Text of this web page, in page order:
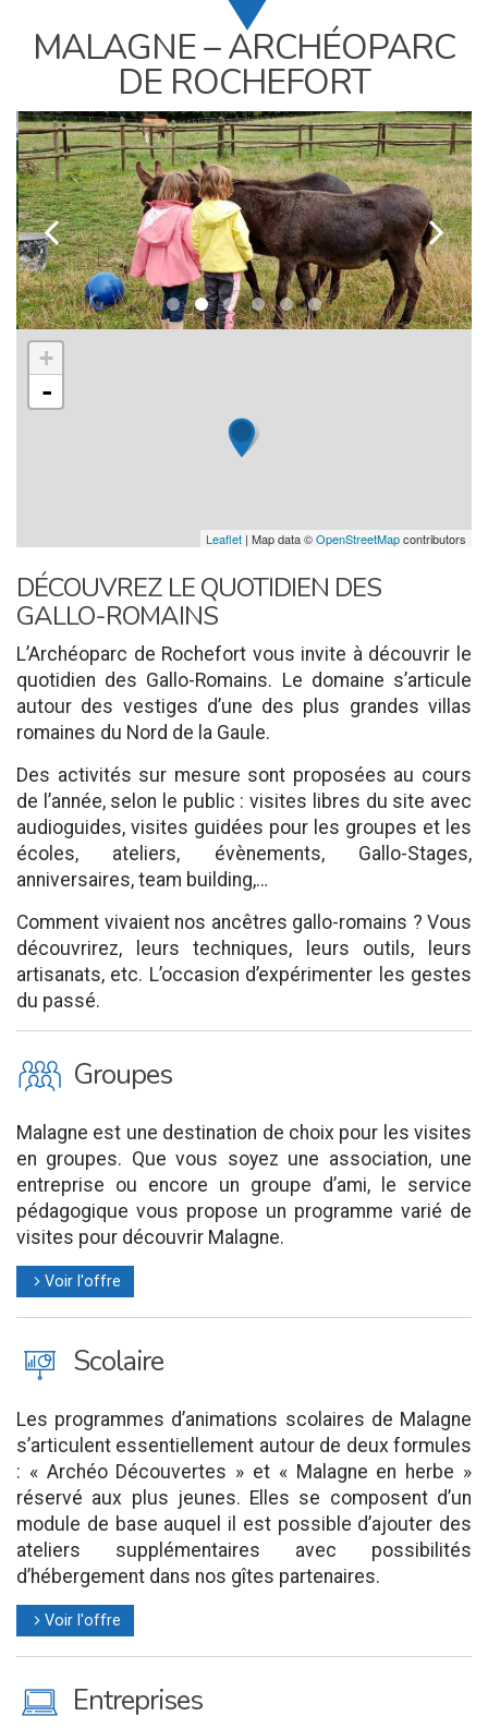
MALAGNE – ARCHÉOPARC
DE ROCHEFORT
k l
+
-
Leaflet | Map data ©OpenStreetMapcontributors
DÉCOUVREZ LE QUOTIDIEN DES
GALLO-ROMAINS
L’Archéoparc de Rochefort vous invite à découvrir le
quotidien des Gallo-Romains. Le domaine s’articule
autour des vestiges d’une des plus grandes villas
romaines du Nord de la Gaule.
Des activités sur mesure sont proposées au cours
de l’année, selon le public : visites libres du site avec
audioguides, visites guidées pour les groupes et les
écoles, ateliers, évènements, Gallo-Stages,
anniversaires, team building,…
Comment vivaient nos ancêtres gallo-romains ? Vous
découvrirez, leurs techniques, leurs outils, leurs
artisanats, etc. L’occasion d’expérimenter les gestes
du passé.
O Groupes
Malagne est une destination de choix pour les visites
en groupes. Que vous soyez une association, une
entreprise ou encore un groupe d’ami, le service
pédagogique vous propose un programme varié de
visites pour découvrir Malagne.
l Voir l'offre
J Scolaire
Les programmes d’animations scolaires de Malagne
s’articulent essentiellement autour de deux formules
: « Archéo Découvertes » et « Malagne en herbe »
réservé aux plus jeunes. Elles se composent d’un
module de base auquel il est possible d’ajouter des
ateliers supplémentaires avec possibilités
d’hébergement dans nos gîtes partenaires.
l Voir l'offre
M Entreprises